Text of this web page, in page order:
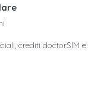
crediti doctorSIM e